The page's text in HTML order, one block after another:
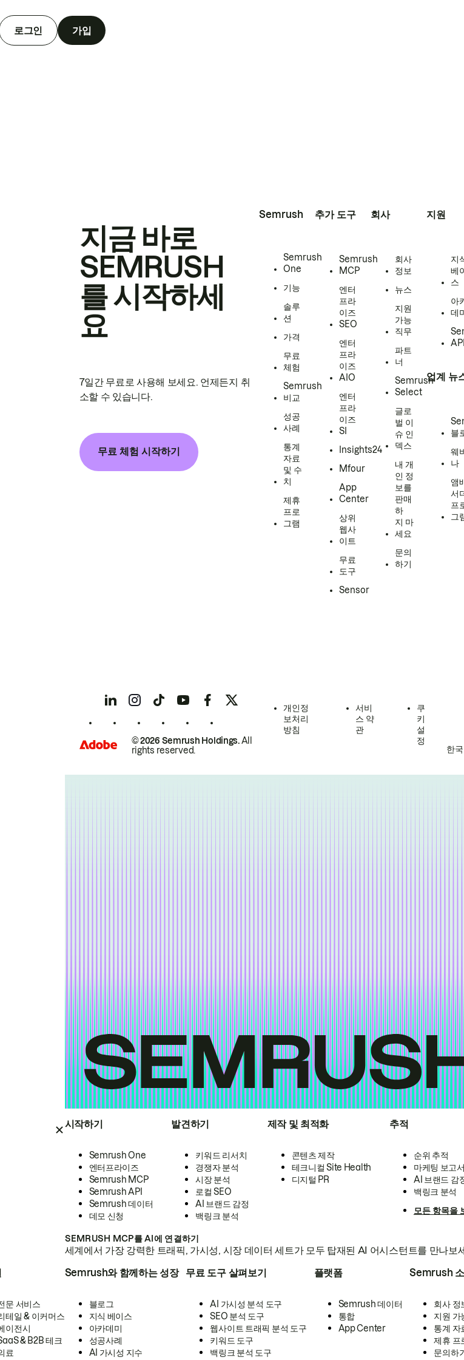
로그인 가입
시작하기
Semrush One
엔터프라이즈
Semrush MCP
Semrush API
Semrush 데이터
데모 신청
발견하기
키워드 리서치
경쟁자 분석
시장 분석
로컬 SEO
AI 브랜드 감정
백링크 분석
제작 및 최적화
콘텐츠 제작
테크니컬 Site Health
디지털 PR
추적
순위 추적
마케팅 보고
AI 브랜드 감
백링크 분석
모든 항목을
SEMRUSH MCP를 AI에 연결하기
세계에서 가장 강력한 트래픽, 가시성, 시장 데이터 세트가 모두 탑재된 AI 어시스턴트를 만나보
문 서비스
테일 & 이커머스
이전시
& B2B 테크
료
Semrush와 함께하는 성장
블로그
지식 베이스
아카데미
성공사례
AI 가시성 지수
무료 도구 살펴보기
AI 가시성 분석 도구
SEO 분석 도구
웹사이트 트래픽 분석 도구
키워드 도구
백링크 분석 도구
플랫폼
Semrush 데이터
통합
App Center
Semrush
회사 정
지원 가
통계 자
제휴 프
문의하
지금 바로
SEMRUSH
를 시작하세
요
7일간 무료로 사용해 보세요. 언제든지 취
소할 수 있습니다.
무료 체험 시작하기
Semrush
Semrush
One
기능
솔루
션
가격
무료
체험
Semrush
비교
성공
사례
통계
자료
및 수
치
제휴
프로
그램
추가 도구
Semrush
MCP
엔터
프라
이즈
SEO
엔터
프라
이즈
AIO
엔터
프라
이즈
SI
Insights24
Mfour
App
Center
상위
웹사
이트
무료
도구
Sensor
회사
회사
정보
뉴스
지원
가능
직무
파트
너
Semrush
Select
글로
벌 이
슈 인
덱스
내 개
인 정
보를
판매
하
지 마
세요
문의
하기
지원
지
베
스
아
데
업계 뉴
블
웨
나
앰
서
프
그
© 2026 Semrush Holdings.All
rights reserved.
개인정
보처리
방침
서비
스 약
관
쿠
키
설
정
한